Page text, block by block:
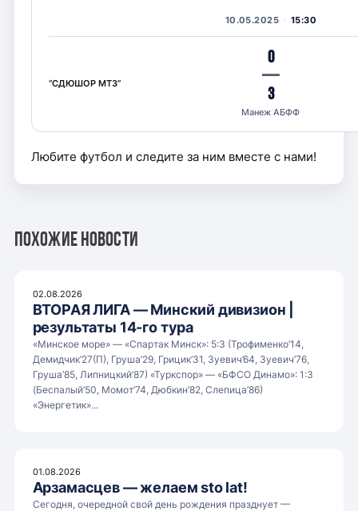
10.05.2025 15:30
“СДЮШОР МТЗ”
0
—
3
Манеж АБФФ
Любите футбол и следите за ним вместе с нами!
Похожие новости
02.08.2026
ВТОРАЯ ЛИГА — Минский дивизион |
результаты 14-го тура
«Минское море» — «Спартак Минск»: 5:3 (Трофименко’14,
Демидчик’27(П), Груша’29, Грицик’31, Зуевич’64, Зуевич’76,
Груша’85, Липницкий’87) «Туркспор» — «БФСО Динамо»: 1:3
(Беспалый’50, Момот’74, Дюбкин’82, Слепица’86)
«Энергетик»...
01.08.2026
Арзамасцев — желаем sto lat!
Сегодня, очередной свой день рождения празднует —